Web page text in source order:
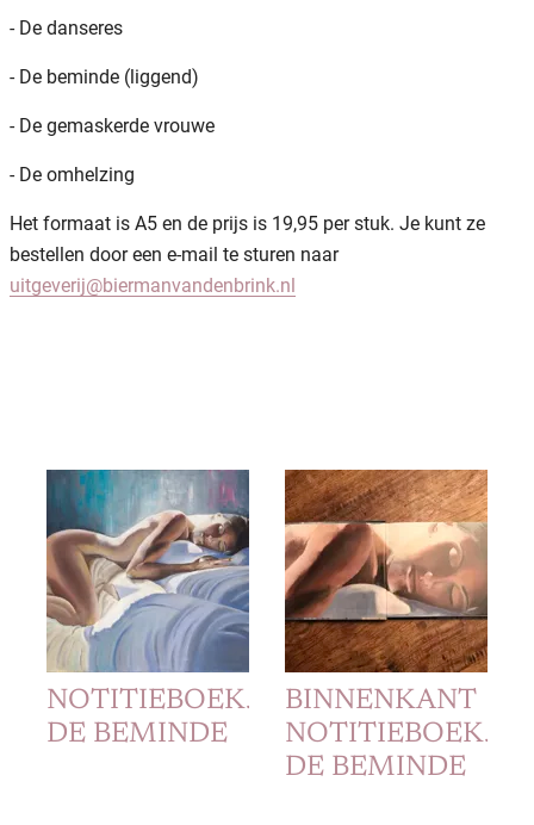
- De danseres
- De beminde (liggend)
- De gemaskerde vrouwe
- De omhelzing
Het formaat is A5 en de prijs is 19,95 per stuk. Je kunt ze
bestellen door een e-mail te sturen naar
uitgeverij@biermanvandenbrink.nl
NOTITIEBOEKJE
DE BEMINDE
BINNENKANT
NOTITIEBOEKJE
DE BEMINDE